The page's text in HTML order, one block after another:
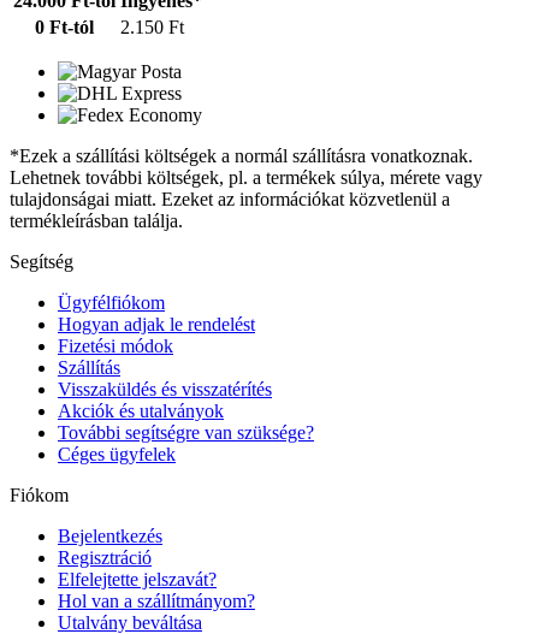
0 Ft-tól
2.150 Ft
*Ezek a szállítási költségek a normál szállításra vonatkoznak.
Lehetnek további költségek, pl. a termékek súlya, mérete vagy
tulajdonságai miatt. Ezeket az információkat közvetlenül a
termékleírásban találja.
Segítség
Ügyfélfiókom
Hogyan adjak le rendelést
Fizetési módok
Szállítás
Visszaküldés és visszatérítés
Akciók és utalványok
További segítségre van szüksége?
Céges ügyfelek
Fiókom
Bejelentkezés
Regisztráció
Elfelejtette jelszavát?
Hol van a szállítmányom?
Utalvány beváltása